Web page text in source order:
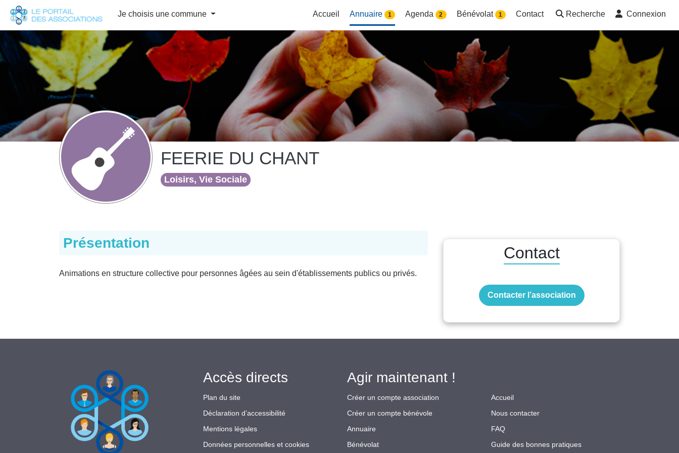
Je choisis une commune Accueil Annuaire 1 Agenda 2 Bénévolat 1 Contact Recherche Connexion
FEERIE DU CHANT
Loisirs, Vie Sociale
Présentation
Animations en structure collective pour personnes âgées au sein d'établissements publics ou privés.
Contact
Contacter l’association
Accès directs
Plan du site
Déclaration d’accessibilité
Mentions légales
Données personnelles et cookies
Agir maintenant !
Créer un compte association
Créer un compte bénévole
Annuaire
Bénévolat
Accueil
Nous contacter
FAQ
Guide des bonnes pratiques
Panneau de gestion des cookies